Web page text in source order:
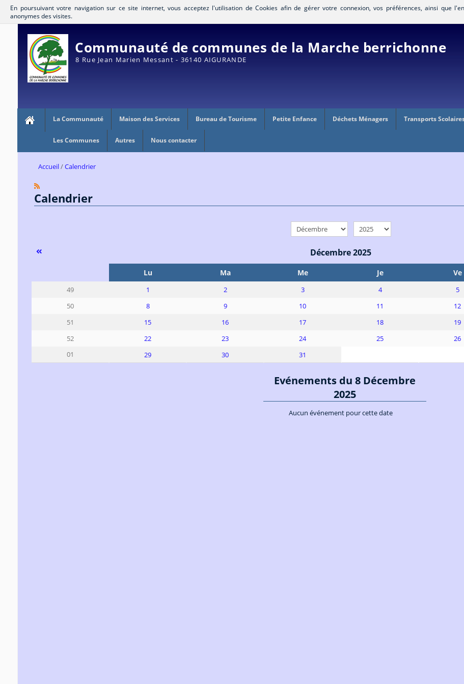
En poursuivant votre navigation sur ce site internet, vous acceptez l'utilisation de Cookies afin de gérer votre connexion, vos préférences, ainsi que
anonymes des visites.
Communauté de communes de la Marche berrichonne
8 Rue Jean Marien Messant - 36140 AIGURANDE
La Communauté Maison des Services Bureau de Tourisme Petite Enfance Déchets Ménagers Transports
Les Communes Autres Nous contacter
Accueil Calendrier
Calendrier
mois année
Décembre 2025
Lu Ma Me Je Ve
49 1 2 3 4 5
50
8 9 10 11 12
51
15 16 17 18 19
52
22 23 24 25 26
01
29 30 31
Evénements du 8 Décembre
2025
Aucun événement pour cette date